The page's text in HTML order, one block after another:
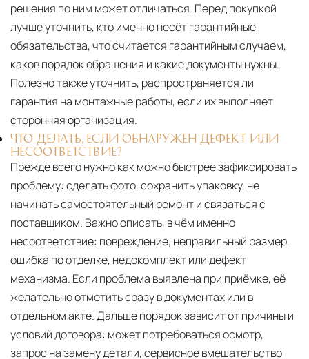
решения по ним может отличаться. Перед покупкой
лучше уточнить, кто именно несёт гарантийные
обязательства, что считается гарантийным случаем,
каков порядок обращения и какие документы нужны.
Полезно также уточнить, распространяется ли
гарантия на монтажные работы, если их выполняет
сторонняя организация.
ЧТО ДЕЛАТЬ, ЕСЛИ ОБНАРУЖЕН ДЕФЕКТ ИЛИ
НЕСООТВЕТСТВИЕ?
Прежде всего нужно как можно быстрее зафиксировать
проблему: сделать фото, сохранить упаковку, не
начинать самостоятельный ремонт и связаться с
поставщиком. Важно описать, в чём именно
несоответствие: повреждение, неправильный размер,
ошибка по отделке, недокомплект или дефект
механизма. Если проблема выявлена при приёмке, её
желательно отметить сразу в документах или в
отдельном акте. Дальше порядок зависит от причины и
условий договора: может потребоваться осмотр,
запрос на замену детали, сервисное вмешательство